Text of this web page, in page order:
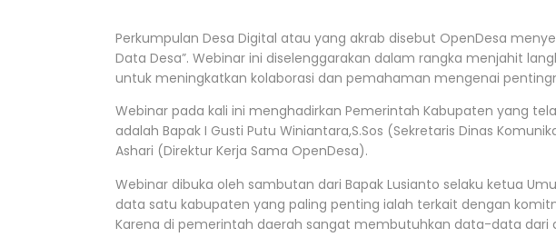
Perkumpulan Desa Digital atau yang akrab disebut OpenDesa
Data Desa”. Webinar ini diselenggarakan dalam rangka menjahit
untuk meningkatkan kolaborasi dan pemahaman mengenai
Webinar pada kali ini menghadirkan Pemerintah Kabupaten yang
adalah Bapak I Gusti Putu Winiantara,S.Sos (Sekretaris Dinas
Ashari (Direktur Kerja Sama OpenDesa).
Webinar dibuka oleh sambutan dari Bapak Lusianto selaku ketua
data satu kabupaten yang paling penting ialah terkait dengan
Karena di pemerintah daerah sangat membutuhkan data-data dari